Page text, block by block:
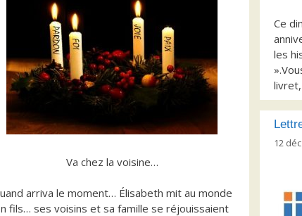
Ce
les
livret,
Va chez la voisine…
arriva le moment… Élisabeth mit au monde
fils… ses voisins et sa famille se réjouissaient
12